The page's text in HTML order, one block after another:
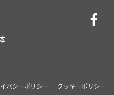
バシーポリシー クッキーポリシー